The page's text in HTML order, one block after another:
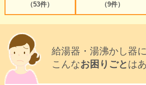
（53件）
（9件）
給湯器・湯沸かし器
こんなお困りごとは